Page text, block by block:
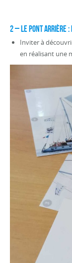
2 – LE PONT
Inviter à
en réalisant une